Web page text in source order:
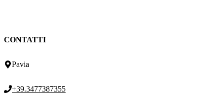
CONTATTI
Pavia
+39.3477387355